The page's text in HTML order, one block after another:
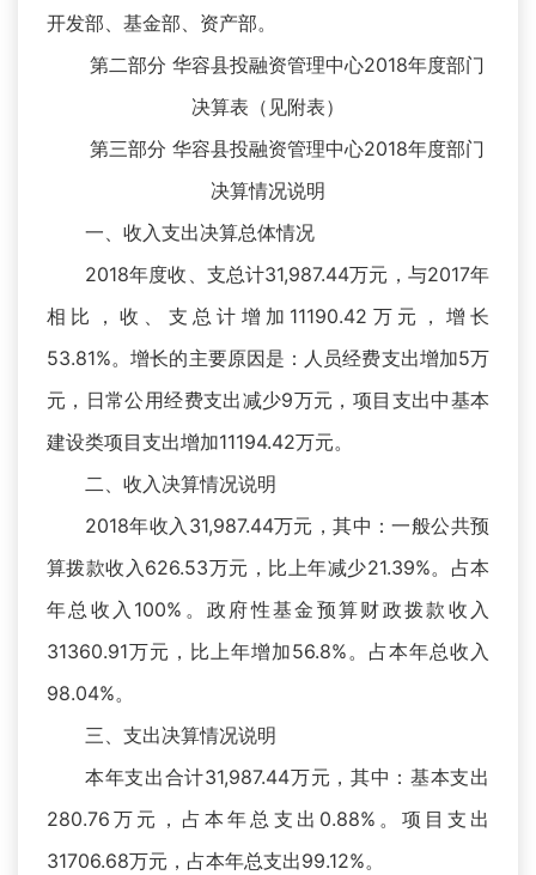
开发部、基金部、资产部。
第二部分 华容县投融资管理中心2018年度部门
决算表（见附表）
第三部分 华容县投融资管理中心2018年度部门
决算情况说明
一、收入支出决算总体情况
2018年度收、支总计31,987.44万元，与2017年
相比，收、支总计增加11190.42万元，增长
53.81%。增长的主要原因是：人员经费支出增加5万
元，日常公用经费支出减少9万元，项目支出中基本
建设类项目支出增加11194.42万元。
二、收入决算情况说明
2018年收入31,987.44万元，其中：一般公共预
算拨款收入626.53万元，比上年减少21.39%。占本
年总收入100%。政府性基金预算财政拨款收入
31360.91万元，比上年增加56.8%。占本年总收入
98.04%。
三、支出决算情况说明
本年支出合计31,987.44万元，其中：基本支出
280.76万元，占本年总支出0.88%。项目支出
31706.68万元，占本年总支出99.12%。